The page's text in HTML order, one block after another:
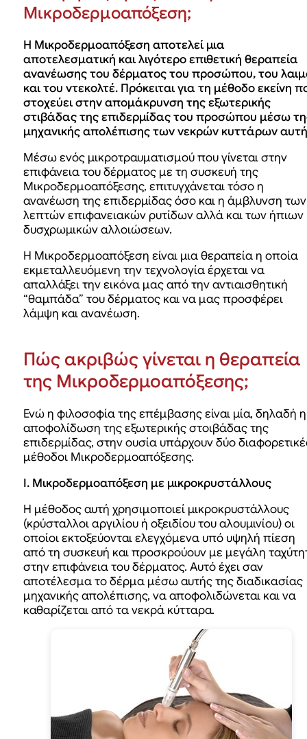
Μικροδερμοαπόξεση;
Η Μικροδερμοαπόξεση αποτελεί μια
αποτελεσματική και λιγότερο επιθετική θεραπεία
ανανέωσης του δέρματος του προσώπου, του
και του ντεκολτέ. Πρόκειται για τη μέθοδο εκείνη
στοχεύει στην απομάκρυνση της εξωτερικής
στιβάδας της επιδερμίδας του προσώπου μέσω
μηχανικής απολέπισης των νεκρών κυττάρων
Μέσω ενός μικροτραυματισμού που γίνεται στην
επιφάνεια του δέρματος με τη συσκευή της
Μικροδερμοαπόξεσης, επιτυγχάνεται τόσο η
ανανέωση της επιδερμίδας όσο και η άμβλυνση των
λεπτών επιφανειακών ρυτίδων αλλά και των ήπιων
δυσχρωμικών αλλοιώσεων.
Η Μικροδερμοαπόξεση είναι μια θεραπεία η οποία
εκμεταλλευόμενη την τεχνολογία έρχεται να
απαλλάξει την εικόνα μας από την αντιαισθητική
“θαμπάδα” του δέρματος και να μας προσφέρει
λάμψη και ανανέωση.
Πώς ακριβώς γίνεται η θεραπεία
της Μικροδερμοαπόξεσης;
Ενώ η φιλοσοφία της επέμβασης είναι μία, δηλαδή η
αποφολίδωση της εξωτερικής στοιβάδας της
επιδερμίδας, στην ουσία υπάρχουν δύο
μέθοδοι Μικροδερμοαπόξεσης.
Ι. Μικροδερμοαπόξεση με μικροκρυστάλλους
Η μέθοδος αυτή χρησιμοποιεί μικροκρυστάλλους
(κρύσταλλοι αργιλίου ή οξειδίου του αλουμινίου) οι
οποίοι εκτοξεύονται ελεγχόμενα υπό υψηλή πίεση
από τη συσκευή και προσκρούουν με μεγάλη
στην επιφάνεια του δέρματος. Αυτό έχει σαν
αποτέλεσμα το δέρμα μέσω αυτής της διαδικασίας
μηχανικής απολέπισης, να αποφολιδώνεται και να
καθαρίζεται από τα νεκρά κύτταρα.